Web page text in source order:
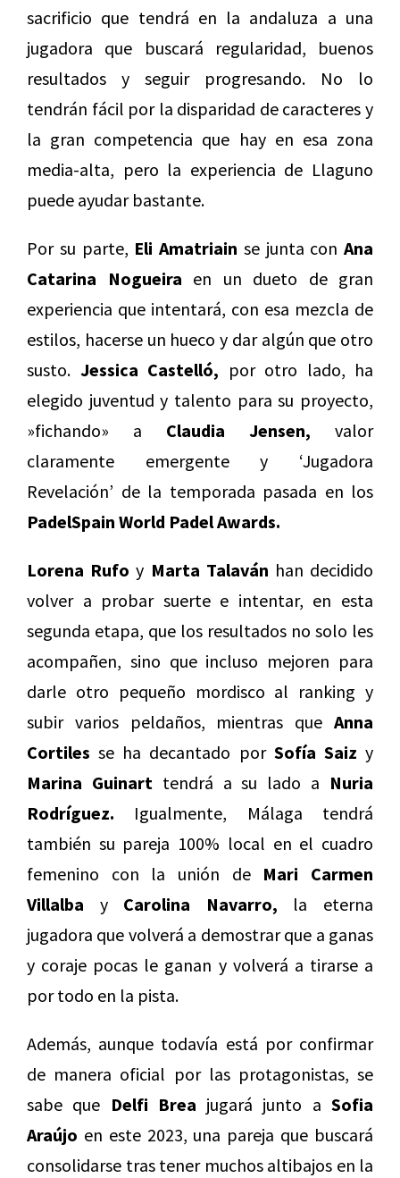
sacrificio que tendrá en la andaluza a una
jugadora que buscará regularidad, buenos
resultados y seguir progresando. No lo
tendrán fácil por la disparidad de caracteres y
la gran competencia que hay en esa zona
media-alta, pero la experiencia de Llaguno
puede ayudar bastante.
Por su parte, Eli Amatriain se junta con Ana
Catarina Nogueira en un dueto de gran
experiencia que intentará, con esa mezcla de
estilos, hacerse un hueco y dar algún que otro
susto. Jessica Castelló, por otro lado, ha
elegido juventud y talento para su proyecto,
»fichando» a Claudia Jensen, valor
claramente emergente y ‘Jugadora
Revelación’ de la temporada pasada en los
PadelSpain World Padel Awards.
Lorena Rufo y Marta Talaván han decidido
volver a probar suerte e intentar, en esta
segunda etapa, que los resultados no solo les
acompañen, sino que incluso mejoren para
darle otro pequeño mordisco al ranking y
subir varios peldaños, mientras que Anna
Cortiles se ha decantado por Sofía Saiz y
Marina Guinarttendrá a su lado a Nuria
Rodríguez. Igualmente, Málaga tendrá
también su pareja 100% local en el cuadro
femenino con la unión de Mari Carmen
Villalba y Carolina Navarro, la eterna
jugadora que volverá a demostrar que a ganas
y coraje pocas le ganan y volverá a tirarse a
por todo en la pista.
Además, aunque todavía está por confirmar
de manera oficial por las protagonistas, se
sabe que Delfi Brea jugará junto aSofia
Araújo en este 2023, una pareja que buscará
consolidarse tras tener muchos altibajos en la